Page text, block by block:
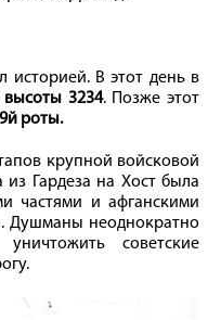
историей. В этот день в
3234. Позже этот
роты.
крупной войсковой
из Гардеза на Хост была
частями и афганскими
Душманы неоднократно
советские